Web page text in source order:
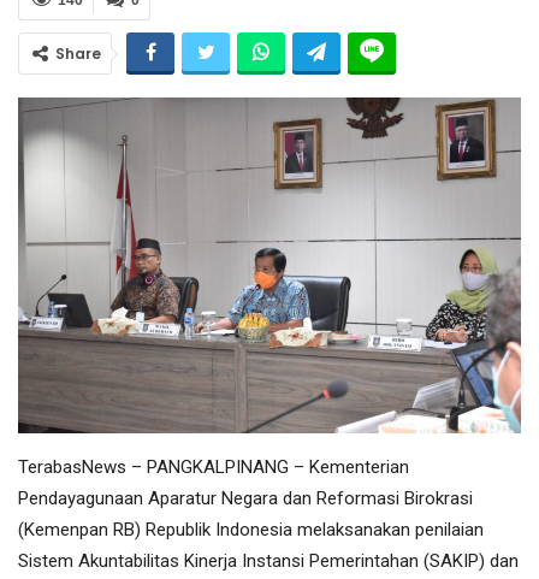
Share
TerabasNews – PANGKALPINANG – Kementerian
Pendayagunaan Aparatur Negara dan Reformasi Birokrasi
(Kemenpan RB) Republik Indonesia melaksanakan penilaian
Sistem Akuntabilitas Kinerja Instansi Pemerintahan (SAKIP) dan